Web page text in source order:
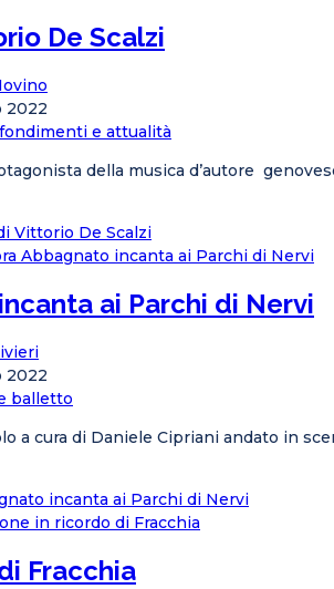
De Scalzi
2022
e attualità
della musica d’autore
Vittorio De Scalzi
ai Parchi di Nervi
2022
balletto
a cura di Daniele Cipriani andato in
incanta ai Parchi di Nervi
Fracchia